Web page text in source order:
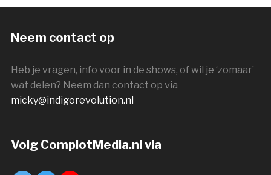
Neem contact op
Heb je vragen, info voor in de shows, of wil je ‘zomaar’
wat delen? Neem dan contact op via
micky@indigorevolution.nl
Volg ComplotMedia.nl via